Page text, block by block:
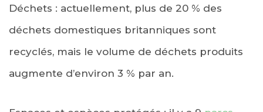
Déchets : actuellement, plus de 20 % des
déchets domestiques britanniques sont
recyclés, mais le volume de déchets produits
augmente d’environ 3 % par an.